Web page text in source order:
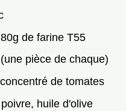
de farine T55
pièce de chaque)
de tomates
huile d'olive